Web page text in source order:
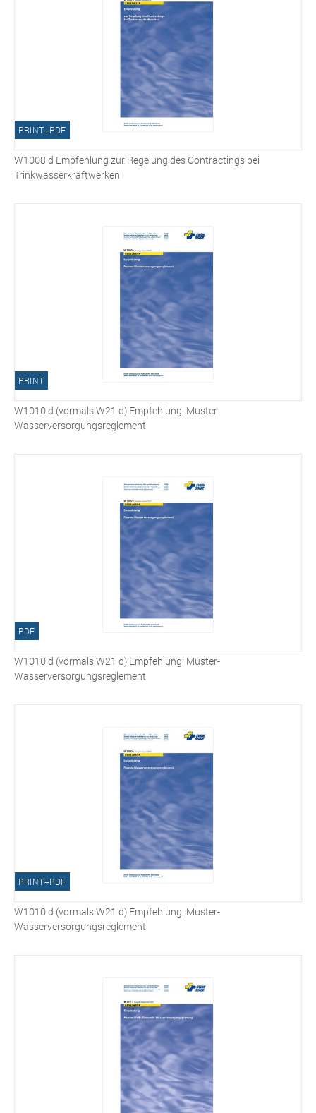
PRINT+PDF
W1008 d Empfehlung zur Regelung des Contractings bei
Trinkwasserkraftwerken
PRINT
W1010 d (vormals W21 d) Empfehlung; Muster-
Wasserversorgungsreglement
PDF
W1010 d (vormals W21 d) Empfehlung; Muster-
Wasserversorgungsreglement
PRINT+PDF
W1010 d (vormals W21 d) Empfehlung; Muster-
Wasserversorgungsreglement